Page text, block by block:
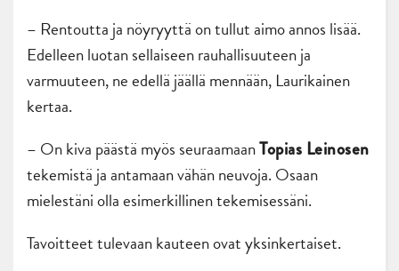
– Rentoutta ja nöyryyttä on tullut aimo annos lisää.
Edelleen luotan sellaiseen rauhallisuuteen ja
varmuuteen, ne edellä jäällä mennään, Laurikainen
kertaa.
– On kiva päästä myös seuraamaanTopias Leinosen
tekemistä ja antamaan vähän neuvoja. Osaan
mielestäni olla esimerkillinen tekemisessäni.
Tavoitteet tulevaan kauteen ovat yksinkertaiset.